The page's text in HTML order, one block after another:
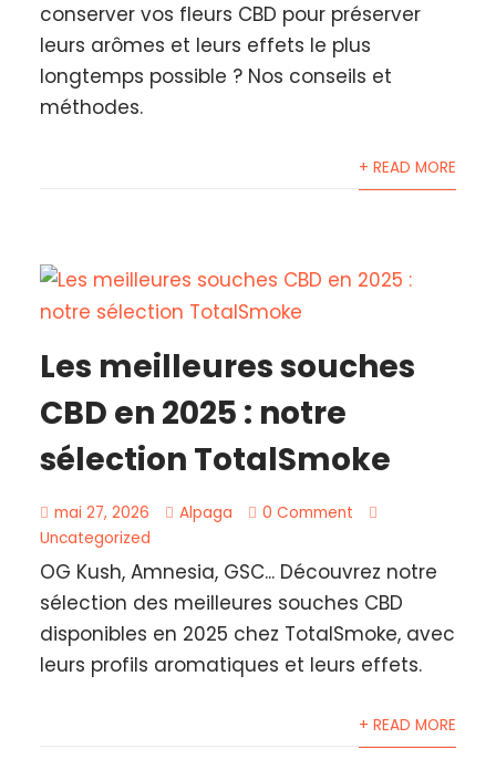
conserver vos fleurs CBD pour préserver
leurs arômes et leurs effets le plus
longtemps possible ? Nos conseils et
méthodes.
+ READ MORE
Les meilleures souches
CBD en 2025 : notre
sélection TotalSmoke
mai 27, 2026 Alpaga
0 Comment
Uncategorized
OG Kush, Amnesia, GSC... Découvrez notre
sélection des meilleures souches CBD
disponibles en 2025 chez TotalSmoke, avec
leurs profils aromatiques et leurs effets.
+ READ MORE